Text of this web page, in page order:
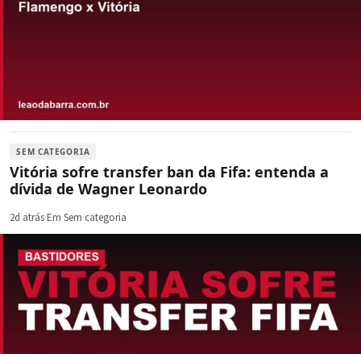
SEM CATEGORIA
Vitória sofre transfer ban da Fifa: entenda a
dívida de Wagner Leonardo
2d atrás·Em Sem categoria